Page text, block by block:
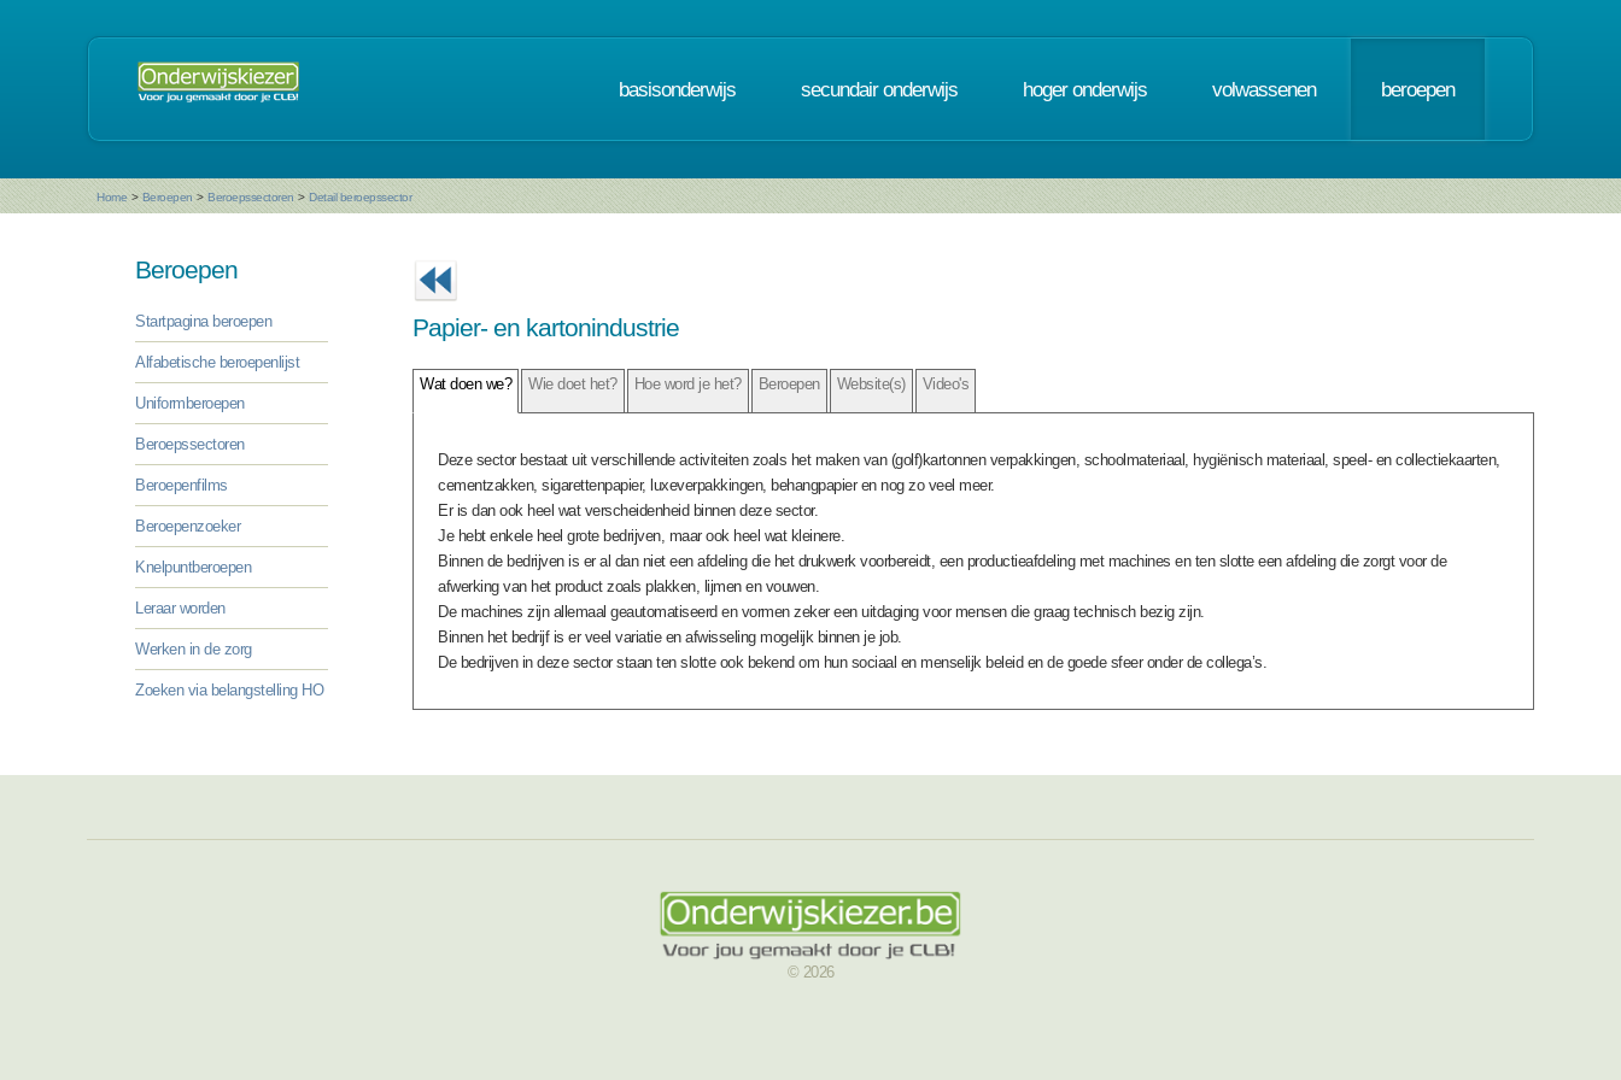
basisonderwijs secundair onderwijs hoger onderwijs volwassenen beroepen
Home > Beroepen > Beroepssectoren > Detail beroepssector
Beroepen
Startpagina beroepen
Alfabetische beroepenlijst
Uniformberoepen
Beroepssectoren
Beroepenfilms
Beroepenzoeker
Knelpuntberoepen
Leraar worden
Werken in de zorg
Zoeken via belangstelling HO
Papier- en kartonindustrie
Wat doen we? Wie doet het? Hoe word je het? Beroepen Website(s) Video's
Deze sector bestaat uit verschillende activiteiten zoals het maken van (golf)kartonnen verpakkingen, schoolmateriaal, hygiënisch materiaal, speel- en collectiekaarten,
cementzakken, sigarettenpapier, luxeverpakkingen, behangpapier en nog zo veel meer.
Er is dan ook heel wat verscheidenheid binnen deze sector.
Je hebt enkele heel grote bedrijven, maar ook heel wat kleinere.
Binnen de bedrijven is er al dan niet een afdeling die het drukwerk voorbereidt, een productieafdeling met machines en ten slotte een afdeling die zorgt voor de
afwerking van het product zoals plakken, lijmen en vouwen.
De machines zijn allemaal geautomatiseerd en vormen zeker een uitdaging voor mensen die graag technisch bezig zijn.
Binnen het bedrijf is er veel variatie en afwisseling mogelijk binnen je job.
De bedrijven in deze sector staan ten slotte ook bekend om hun sociaal en menselijk beleid en de goede sfeer onder de collega’s.
© 2026